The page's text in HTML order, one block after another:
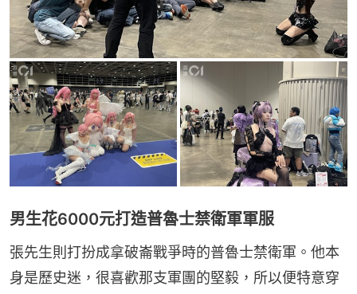
男生花6000元打造普魯士禁衛軍軍服
張先生則打扮成拿破崙戰爭時的普魯士禁衛軍。他本
身是歷史迷，很喜歡那支軍團的堅毅，所以便特意穿